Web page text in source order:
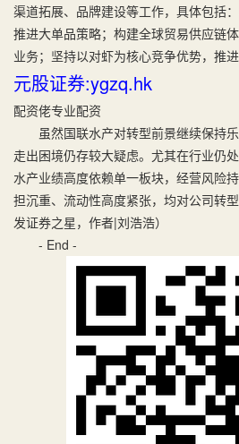
渠道拓展、品牌建设等工作，具体包括
推进大单品策略；构建全球贸易供应链
业务；坚持以对虾为核心竞争优势，推
元股证券:ygzq.hk
配资佬专业配资
虽然国联水产对转型前景继续保持乐
走出困境仍存较大疑虑。尤其在行业仍
水产业绩高度依赖单一板块，经营风险
担沉重、流动性高度紧张，均对公司转
发证券之星，作者|刘浩浩）
- End -